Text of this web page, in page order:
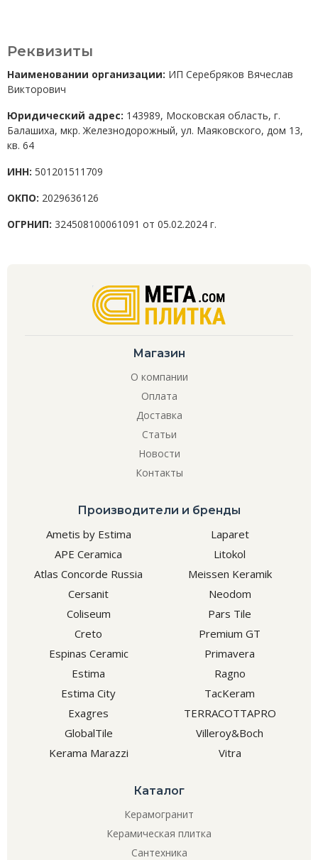
Реквизиты
Наименовании организации: ИП Серебряков Вячеслав
Викторович
Юридический адрес: 143989, Московская область, г.
Балашиха, мкр. Железнодорожный, ул. Маяковского, дом 13,
кв. 64
ИНН: 501201511709
ОКПО: 2029636126
ОГРНИП: 324508100061091 от 05.02.2024 г.
Магазин
О компании
Оплата
Доставка
Статьи
Новости
Контакты
Производители и бренды
Ametis by Estima
APE Ceramica
Atlas Concorde Russia
Cersanit
Coliseum
Creto
Espinas Ceramic
Estima
Estima City
Exagres
GlobalTile
Kerama Marazzi
Laparet
Litokol
Meissen Keramik
Neodom
Pars Tile
Premium GT
Primavera
Ragno
TacKeram
TERRACOTTAPRO
Villeroy&Boch
Vitra
Каталог
Керамогранит
Керамическая плитка
Сантехника